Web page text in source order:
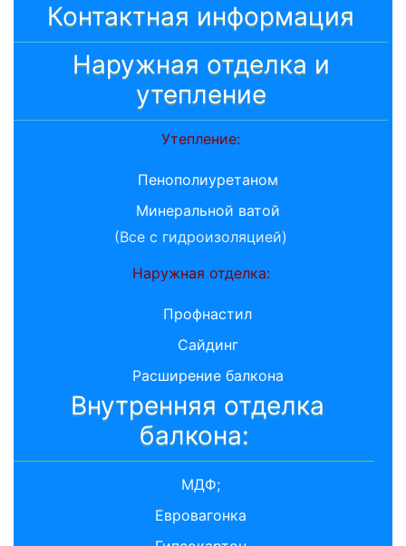
Контактная информация
Наружная отделка и
утепление
Утепление:
Пенополиуретаном
Минеральной ватой
(Все с гидроизоляцией)
Наружная отделка:
Профнастил
Сайдинг
Расширение балкона
Внутренняя отделка
балкона:
МДФ;
Евровагонка